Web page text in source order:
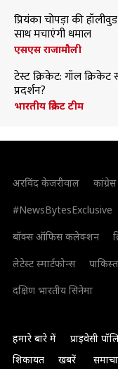
प्रियंका चोपड़ा की
साथ मचाएंगी धमाल
एसएस राजामौली
टेस्ट क्रिकेट: गॉल क्रिकेट
प्रदर्शन?
भारतीय क्रिकेट टीम
अरविंद केजरीवाल
#NewsBytesExclusive
बॉक्स ऑफिस कलेक्शन
लेटेस्ट स्मार्टफोन्स
दक्षिण भारतीय सिनेमा
हमारे बारे में प्राइवेसी
शिकायत
खबरें